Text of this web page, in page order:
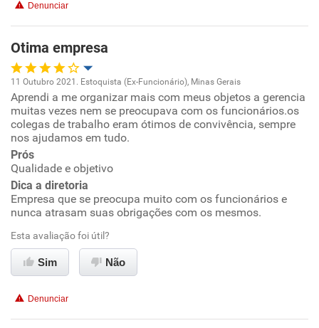
Recomenda a diretoria
Denunciar
Otima empresa
Oportunidade de promoção
Ambiente de trabalho
Conciliação com a vida familiar
Benefícios
Recomenda esta empresa
Recomenda a diretoria
11 Outubro 2021. Estoquista (Ex-Funcionário), Minas Gerais
Aprendi a me organizar mais com meus objetos a gerencia
muitas vezes nem se preocupava com os funcionários.os
colegas de trabalho eram ótimos de convivência, sempre
nos ajudamos em tudo.
Prós
Qualidade e objetivo
Dica a diretoria
Empresa que se preocupa muito com os funcionários e
nunca atrasam suas obrigações com os mesmos.
Esta avaliação foi útil?
Sim Não
Denunciar